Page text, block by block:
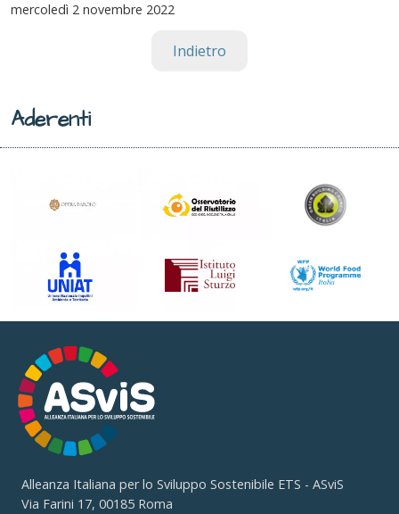
mercoledì 2 novembre 2022
Indietro
Aderenti
Alleanza Italiana per lo Sviluppo Sostenibile ETS - ASviS
Via Farini 17, 00185 Roma